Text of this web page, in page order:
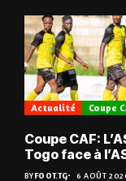
Actualité Coupe
Coupe CAF:
Togo face à
du Niger
BYFOOT.TG 6 AOÛT